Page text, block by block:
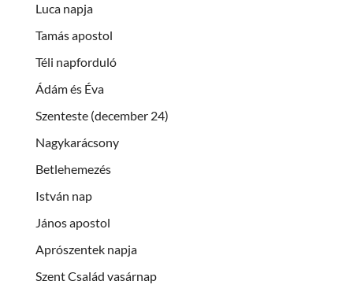
Luca napja
Tamás apostol
Téli napforduló
Ádám és Éva
Szenteste (december 24)
Nagykarácsony
Betlehemezés
István nap
János apostol
Aprószentek napja
Szent Család vasárnap